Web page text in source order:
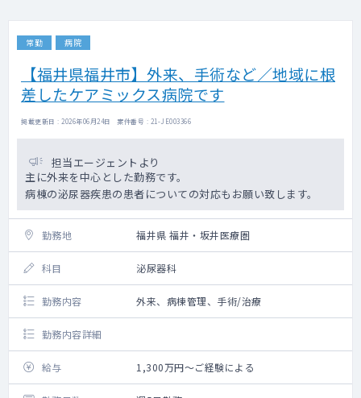
常勤 病院
【福井県福井市】外来、手術など／地域に根
差したケアミックス病院です
掲載更新日 : 2026年06月24日 案件番号 : 21-JE003366
担当エージェントより
主に外来を中心とした勤務です。
病棟の泌尿器疾患の患者についての対応もお願い致します。
勤務地 福井県 福井・坂井医療圏
科目 泌尿器科
勤務内容 外来、病棟管理、手術/治療
勤務内容詳細
給与 1,300万円～ご経験による